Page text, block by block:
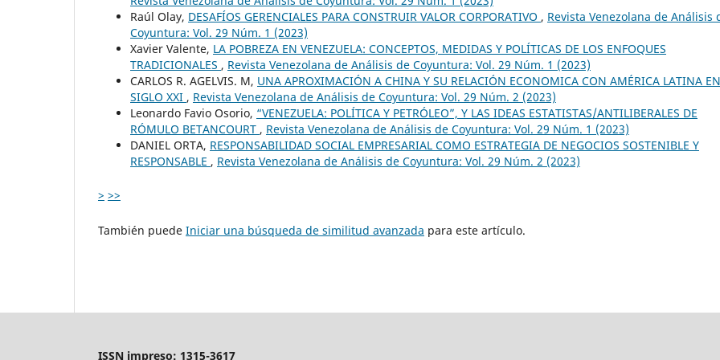
Raúl Olay, DESAFÍOS GERENCIALES PARA CONSTRUIR VALOR CORPORATIVO , Revista Venezolana de Análisis
Coyuntura: Vol. 29 Núm. 1 (2023)
Xavier Valente, LA POBREZA EN VENEZUELA: CONCEPTOS, MEDIDAS Y POLÍTICAS DE LOS ENFOQUES
TRADICIONALES , Revista Venezolana de Análisis de Coyuntura: Vol. 29 Núm. 1 (2023)
CARLOS R. AGELVIS. M, UNA APROXIMACIÓN A CHINA Y SU RELACIÓN ECONOMICA CON AMÉRICA LATINA
SIGLO XXI , Revista Venezolana de Análisis de Coyuntura: Vol. 29 Núm. 2 (2023)
Leonardo Favio Osorio, “VENEZUELA: POLÍTICA Y PETRÓLEO”, Y LAS IDEAS ESTATISTAS/ANTILIBERALES DE
RÓMULO BETANCOURT , Revista Venezolana de Análisis de Coyuntura: Vol. 29 Núm. 1 (2023)
DANIEL ORTA, RESPONSABILIDAD SOCIAL EMPRESARIAL COMO ESTRATEGIA DE NEGOCIOS SOSTENIBLE Y
RESPONSABLE , Revista Venezolana de Análisis de Coyuntura: Vol. 29 Núm. 2 (2023)
> >>
También puede Iniciar una búsqueda de similitud avanzada para este artículo.
ISSN impreso: 1315-3617